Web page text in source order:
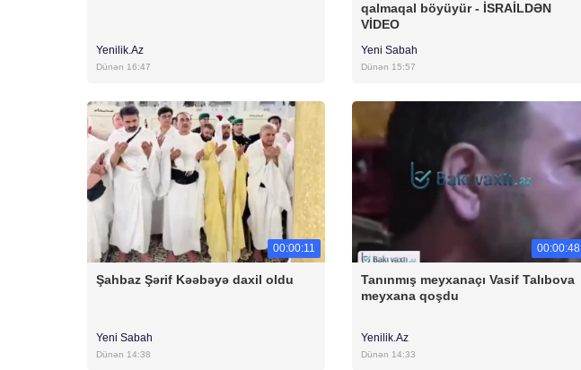
Yenilik.Az
Dünən 16:47
qalmaqal böyüyür - İSRAİLDƏN
VİDEO
Yeni Sabah
Dünən 15:57
00:00:11
Şahbaz Şərif Kəəbəyə daxil oldu
Yeni Sabah
Dünən 14:38
00:00:48
Tanınmış meyxanaçı Vasif Talıbova
meyxana qoşdu
Yenilik.Az
Dünən 14:33